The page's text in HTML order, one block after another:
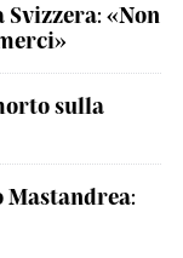
«Non
sulla